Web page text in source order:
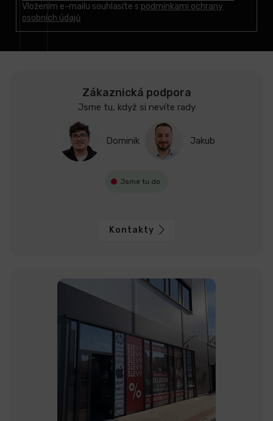
Vložením e-mailu souhlasíte s podmínkami ochrany
osobních údajů
Zákaznická podpora
Jsme tu, když si nevíte rady
Dominik Jakub
Jsme tu do
Kontakty